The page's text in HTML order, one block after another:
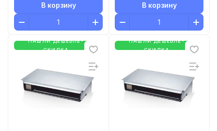
В корзину В корзину
НАШЛИ ДЕШЕВЛЕ-
СКИДКА
НАШЛИ ДЕШЕВЛЕ-
СКИДКА